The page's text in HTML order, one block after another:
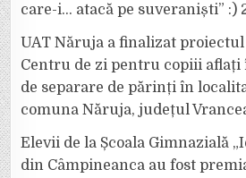
care-i… atacă pe suveraniști” :)
UAT Năruja a finalizat
Centru de zi pentru copiii aflați
de separare de părinți în
comuna Năruja, județul
Elevii de la Școala Gimnazială
din Câmpineanca au fost